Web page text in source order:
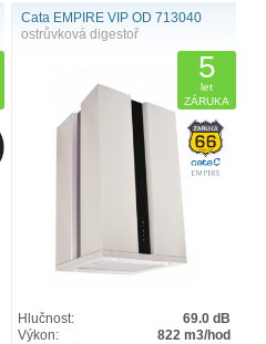
Cata EMPIRE VIP OD 713040
ostrůvková digestoř
5
let
ZÁRUKA
Hlučnost:
69.0 dB
Výkon:
822 m3/hod